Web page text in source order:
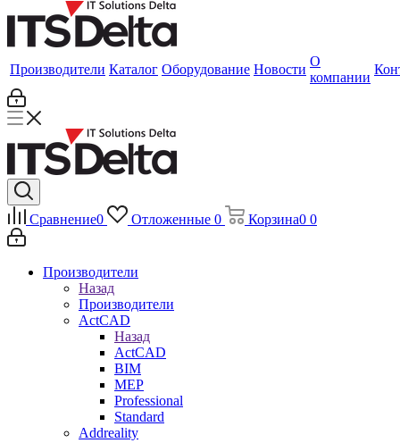
Производители Каталог Оборудование Новости
О
компании
Сравнение0 Отложенные 0 Корзина0 0
Производители
Назад
Производители
ActCAD
Назад
ActCAD
BIM
MEP
Professional
Standard
Addreality